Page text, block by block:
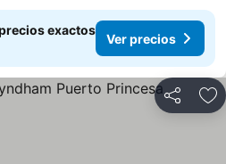
exactos
Ver precios
Compartir